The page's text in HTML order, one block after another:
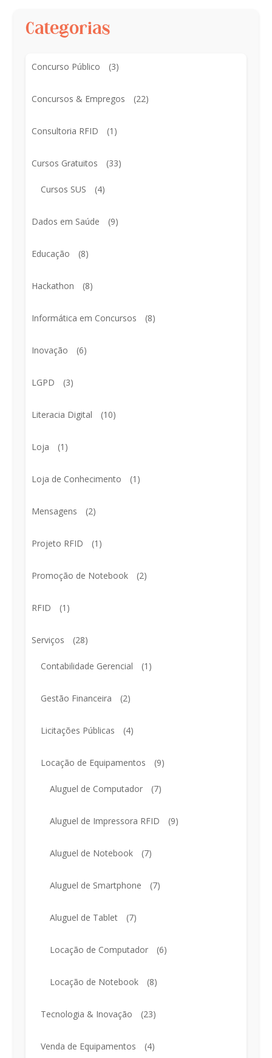
Categorias
Concurso Público (3)
Concursos & Empregos (22)
Consultoria RFID (1)
Cursos Gratuitos (33)
Cursos SUS (4)
Dados em Saúde (9)
Educação (8)
Hackathon (8)
Informática em Concursos (8)
Inovação (6)
LGPD (3)
Literacia Digital (10)
Loja (1)
Loja de Conhecimento (1)
Mensagens (2)
Projeto RFID (1)
Promoção de Notebook (2)
RFID (1)
Serviços (28)
Contabilidade Gerencial (1)
Gestão Financeira (2)
Licitações Públicas (4)
Locação de Equipamentos (9)
Aluguel de Computador (7)
Aluguel de Impressora RFID (9)
Aluguel de Notebook (7)
Aluguel de Smartphone (7)
Aluguel de Tablet (7)
Locação de Computador (6)
Locação de Notebook (8)
Tecnologia & Inovação (23)
Venda de Equipamentos (4)